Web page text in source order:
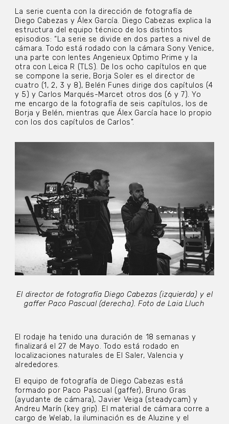
La serie cuenta con la dirección de fotografía de
Diego Cabezas y Álex García. Diego Cabezas explica la
estructura del equipo técnico de los distintos
episodios: “La serie se divide en dos partes a nivel de
cámara. Todo está rodado con la cámara Sony Venice,
una parte con lentes Angenieux Optimo Prime y la
otra con Leica R (TLS). De los ocho capítulos en que
se compone la serie, Borja Soler es el director de
cuatro (1, 2, 3 y 8), Belén Funes dirige dos capítulos (4
y 5) y Carlos Marqués-Marcet otros dos (6 y 7). Yo
me encargo de la fotografía de seis capítulos, los de
Borja y Belén, mientras que Álex García hace lo propio
con los dos capítulos de Carlos”.
El director de fotografía Diego Cabezas (izquierda) y el
gaffer Paco Pascual (derecha). Foto de Laia Lluch
El rodaje ha tenido una duración de 18 semanas y
finalizará el 27 de Mayo. Todo está rodado en
localizaciones naturales de El Saler, Valencia y
alrededores.
El equipo de fotografía de Diego Cabezas está
formado por Paco Pascual (gaffer), Bruno Gras
(ayudante de cámara), Javier Veiga (steadycam) y
Andreu Marín (key grip). El material de cámara corre a
cargo de Welab, la iluminación es de Aluzine y el